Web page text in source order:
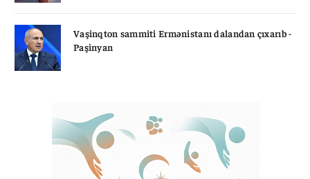
Vaşinqton sammiti Ermənistanı dalandan çıxarıb -
Paşinyan